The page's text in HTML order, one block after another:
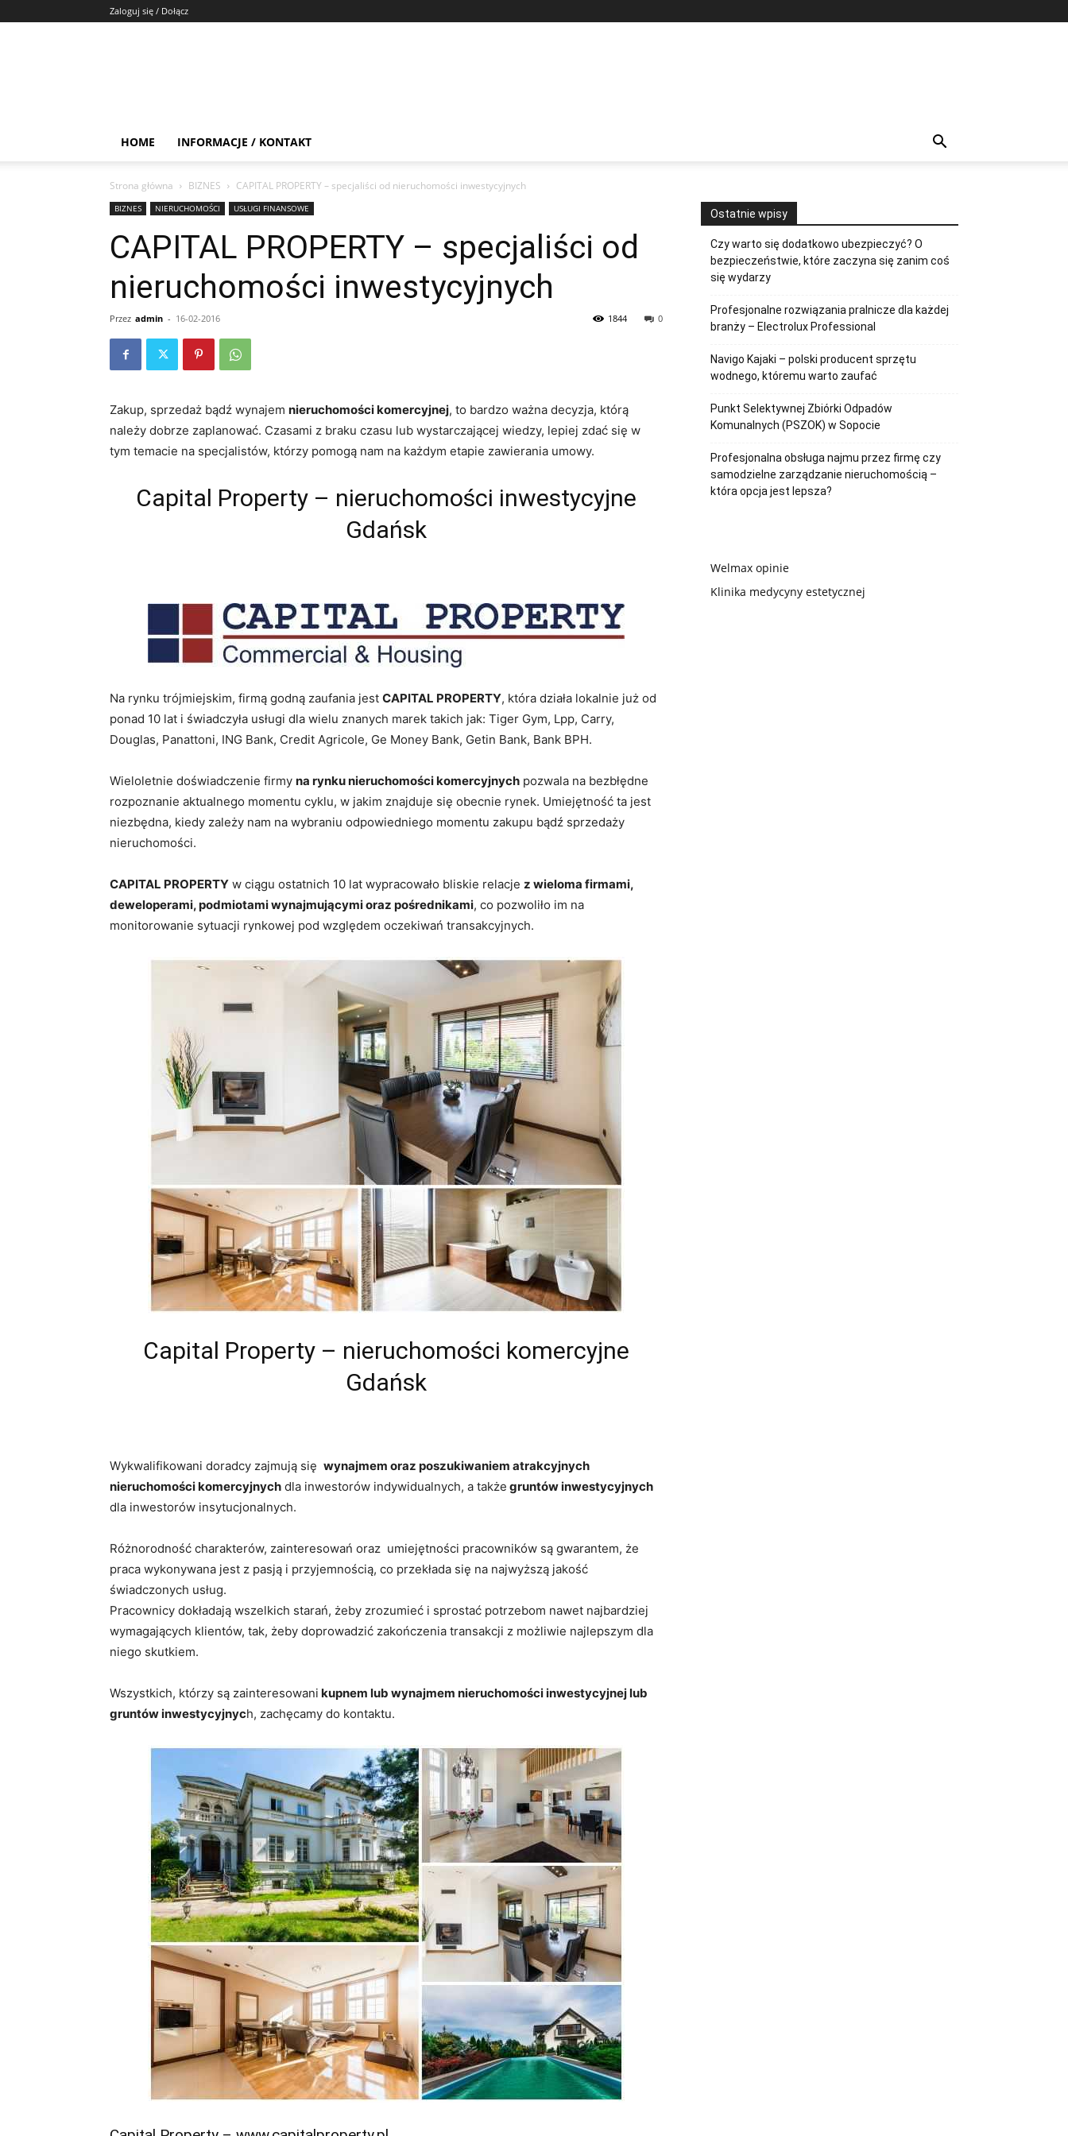
Zaloguj się / Dołącz
HOME INFORMACJE / KONTAKT
Strona główna BIZNES CAPITAL PROPERTY – specjaliści od nieruchomości inwestycyjnych
BIZNES NIERUCHOMOŚCI USŁUGI FINANSOWE
CAPITAL PROPERTY – specjaliści od
nieruchomości inwestycyjnych
Przez admin - 16-02-2016 0
1844
Zakup, sprzedaż bądź wynajem nieruchomości komercyjnej, to bardzo ważna decyzja, którą
należy dobrze zaplanować. Czasami z braku czasu lub wystarczającej wiedzy, lepiej zdać się w
tym temacie na specjalistów, którzy pomogą nam na każdym etapie zawierania umowy.
Capital Property – nieruchomości inwestycyjne
Gdańsk
Na rynku trójmiejskim, firmą godną zaufania jest CAPITAL PROPERTY, która działa lokalnie już od
ponad 10 lat i świadczyła usługi dla wielu znanych marek takich jak: Tiger Gym, Lpp, Carry,
Douglas, Panattoni, ING Bank, Credit Agricole, Ge Money Bank, Getin Bank, Bank BPH.
Wieloletnie doświadczenie firmy na rynku nieruchomości komercyjnych pozwala na bezbłędne
rozpoznanie aktualnego momentu cyklu, w jakim znajduje się obecnie rynek. Umiejętność ta jest
niezbędna, kiedy zależy nam na wybraniu odpowiedniego momentu zakupu bądź sprzedaży
nieruchomości.
CAPITAL PROPERTY w ciągu ostatnich 10 lat wypracowało bliskie relacje z wieloma firmami,
deweloperami, podmiotami wynajmującymi oraz pośrednikami, co pozwoliło im na
monitorowanie sytuacji rynkowej pod względem oczekiwań transakcyjnych.
Capital Property – nieruchomości komercyjne
Gdańsk
Wykwalifikowani doradcy zajmują się wynajmem oraz poszukiwaniem atrakcyjnych
nieruchomości komercyjnych dla inwestorów indywidualnych, a także gruntów inwestycyjnych
dla inwestorów insytucjonalnych.
Różnorodność charakterów, zainteresowań oraz umiejętności pracowników są gwarantem, że
praca wykonywana jest z pasją i przyjemnością, co przekłada się na najwyższą jakość
świadczonych usług.
Pracownicy dokładają wszelkich starań, żeby zrozumieć i sprostać potrzebom nawet najbardziej
wymagających klientów, tak, żeby doprowadzić zakończenia transakcji z możliwie najlepszym dla
niego skutkiem.
Wszystkich, którzy są zainteresowani kupnem lub wynajmem nieruchomości inwestycyjnej lub
gruntów inwestycyjnych, zachęcamy do kontaktu.
Ostatnie wpisy
Czy warto się dodatkowo ubezpieczyć? O
bezpieczeństwie, które zaczyna się zanim coś
się wydarzy
Profesjonalne rozwiązania pralnicze dla każdej
branży – Electrolux Professional
Navigo Kajaki – polski producent sprzętu
wodnego, któremu warto zaufać
Punkt Selektywnej Zbiórki Odpadów
Komunalnych (PSZOK) w Sopocie
Profesjonalna obsługa najmu przez firmę czy
samodzielne zarządzanie nieruchomością –
która opcja jest lepsza?
Welmax opinie
Klinika medycyny estetycznej